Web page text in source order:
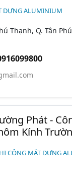
DỰNG ALUMINIUM
Thạnh, Q. Tân
Phát -
Kính
CÔNG MẶT DỰNG